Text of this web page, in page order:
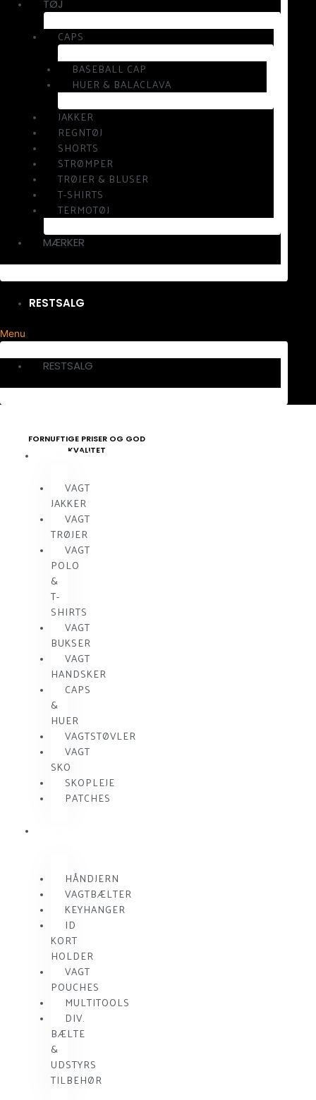
TØJ
CAPS
BASEBALL CAP
HUER & BALACLAVA
JAKKER
REGNTØJ
SHORTS
STRØMPER
TRØJER & BLUSER
T-SHIRTS
TERMOTØJ
MÆRKER
RESTSALG
Menu
RESTSALG
FORNUFTIGE PRISER OG GOD
KVALITET
VAGTTØJ
VAGT
JAKKER
VAGT
TRØJER
VAGT
POLO
&
T-
SHIRTS
VAGT
BUKSER
VAGT
HANDSKER
CAPS
&
HUER
VAGTSTØVLER
VAGT
SKO
SKOPLEJE
PATCHES
HÅNDJERN
VAGTBÆLTER
KEYHANGER
ID
KORT
HOLDER
VAGT
POUCHES
MULTITOOLS
DIV.
BÆLTE
&
UDSTYRS
TILBEHØR